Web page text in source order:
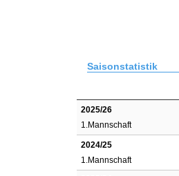
Saisonstatistik
2025/26
1.Mannschaft
2024/25
1.Mannschaft